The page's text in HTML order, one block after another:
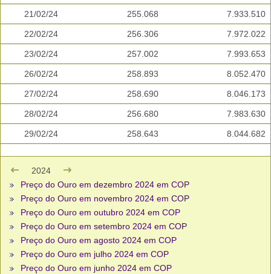
21/02/24 255.068 7.933.510
22/02/24 256.306 7.972.022
23/02/24 257.002 7.993.653
26/02/24 258.893 8.052.470
27/02/24 258.690 8.046.173
28/02/24 256.680 7.983.630
29/02/24 258.643 8.044.682
2024
Preço do Ouro em dezembro 2024 em COP
Preço do Ouro em novembro 2024 em COP
Preço do Ouro em outubro 2024 em COP
Preço do Ouro em setembro 2024 em COP
Preço do Ouro em agosto 2024 em COP
Preço do Ouro em julho 2024 em COP
Preço do Ouro em junho 2024 em COP